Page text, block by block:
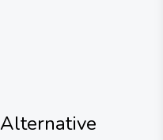
Alternative